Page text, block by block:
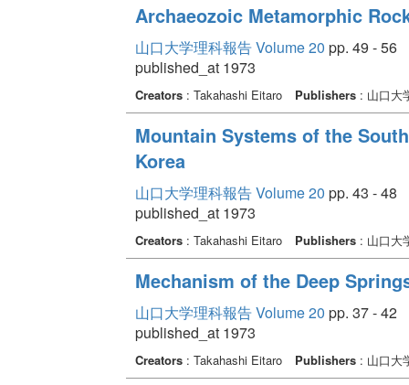
Archaeozoic Metamorphic
山口大学理科報告 Volume 20 pp. 49 - 56
published_at 1973
Creators: Takahashi Eitaro Publishers: 山口大
Mountain Systems of the
Korea
山口大学理科報告 Volume 20 pp. 43 - 48
published_at 1973
Creators: Takahashi Eitaro Publishers: 山口大
Mechanism of the Deep
山口大学理科報告 Volume 20 pp. 37 - 42
published_at 1973
Creators: Takahashi Eitaro Publishers: 山口大